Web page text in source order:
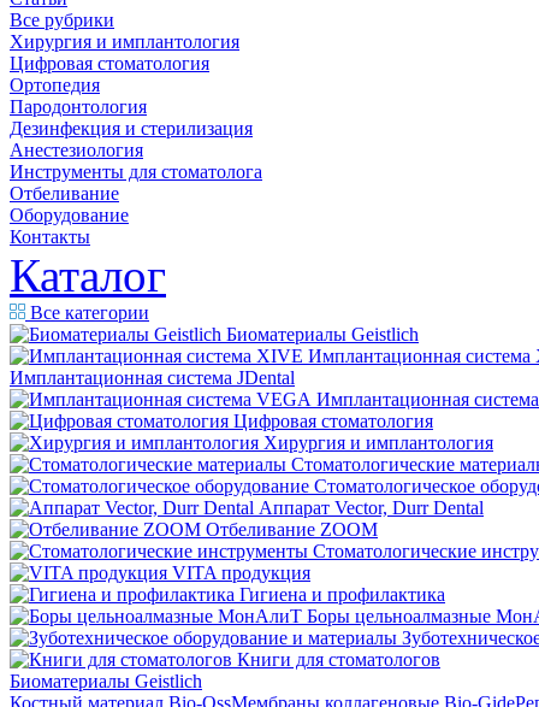
Все рубрики
Хирургия и имплантология
Цифровая стоматология
Ортопедия
Пародонтология
Дезинфекция и стерилизация
Анестезиология
Инструменты для стоматолога
Отбеливание
Оборудование
Контакты
Каталог
Все категории
Биоматериалы Geistlich
Имплантационная
Имплантационная система JDental
Имплантационная
Цифровая стоматология
Хирургия и имплантология
Стоматологические
Стоматологическое
Аппарат Vector, Durr Dental
Отбеливание ZOOM
Стоматологические
VITA продукция
Гигиена и профилактика
Боры цельноалмазные
Книги для стоматологов
Биоматериалы Geistlich